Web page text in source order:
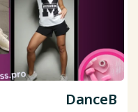
DanceB